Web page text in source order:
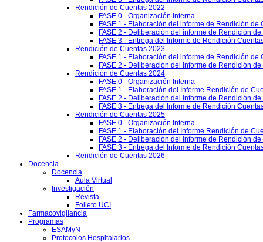
Rendición de Cuentas 2022
FASE 0 - Organización Interna
FASE 1 - Elaboración del informe de Rendición de
FASE 2 - Deliberación del informe de Rendición
FASE 3 - Entrega del Informe de Rendición
Rendición de Cuentas 2023
FASE 1 - Elaboración del informe de Rendición de
FASE 2 - Deliberación del informe de Rendición
Rendición de Cuentas 2024
FASE 0 - Organización Interna
FASE 1 - Elaboración del Informe Rendición de
FASE 2 - Deliberación del informe de Rendición
FASE 3 - Entrega del Informe de Rendición
Rendición de Cuentas 2025
FASE 0 - Organización Interna
FASE 1 - Elaboración del Informe Rendición de
FASE 2 - Deliberación del informe de Rendición
FASE 3 - Entrega del Informe de Rendición
Rendición de Cuentas 2026
Docencia
Docencia
Aula Virtual
Investigación
Revista
Folleto UCI
Farmacovigilancia
Programas
ESAMyN
Protocolos Hospitalarios